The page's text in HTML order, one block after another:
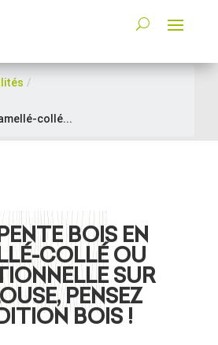
/
collé...
BOIS EN
COLLÉ OU
SUR
PENSEZ
BOIS !